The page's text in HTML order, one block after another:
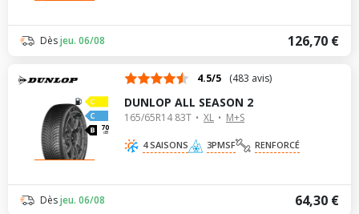
126,70 €
Dèsjeu. 06/08
70
dB
4.5/5 (483 avis)
DUNLOP ALL SEASON 2
165/65R14 83T XL M+S
4 SAISONS 3PMSF RENFORCÉ
64,30 €
Dèsjeu. 06/08